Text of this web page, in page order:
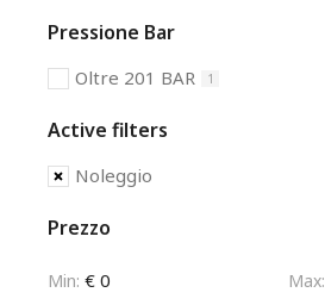
Pressione Bar
Oltre 201 BAR 1
Active filters
Noleggio
Prezzo
Min: € 0 Max: